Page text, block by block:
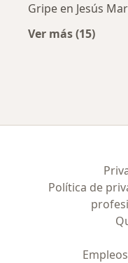
Gripe en Jesús
Ver más (15)
Política de
Empleos